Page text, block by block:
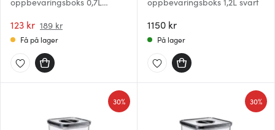
123 kr 189 kr
Få på lager
1150 kr
På lager
30% 30%